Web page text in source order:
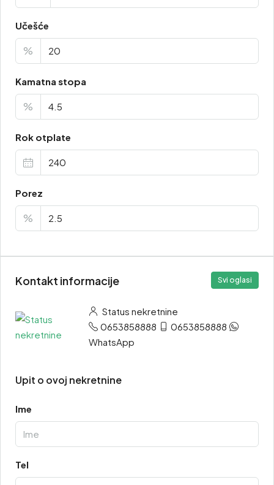
Učešće
%
Kamatna stopa
%
Rok otplate
Porez
%
Kontakt informacije Svi oglasi
Status nekretnine
0653858888
0653858888
WhatsApp
Upit o ovoj nekretnine
Ime
Tel